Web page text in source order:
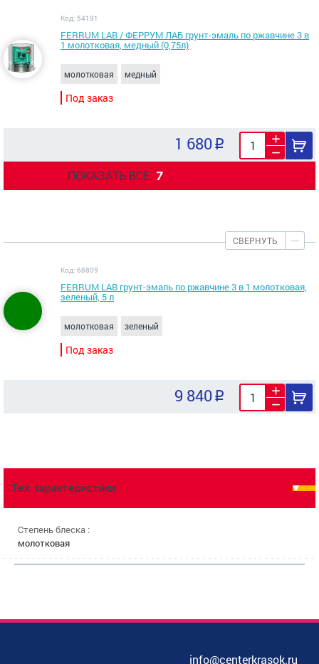
Код: 54191
FERRUM LAB / ФЕРРУМ ЛАБ грунт-эмаль по ржавчине 3 в
1 молотковая, медный (0,75л)
молотковая медный
Под заказ
1 680
ПОКАЗАТЬ ВСЕ 7
СВЕРНУТЬ
Код: 68809
FERRUM LAB грунт-эмаль по ржавчине 3 в 1 молотковая,
зеленый, 5 л
молотковая зеленый
Под заказ
9 840
Тех. характеристики
Степень блеска :
молотковая
info@centerkrasok.ru